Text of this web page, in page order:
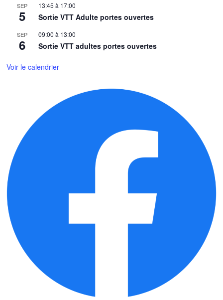
SEP
5
13:45 à 17:00
Sortie VTT Adulte portes ouvertes
SEP
6
09:00 à 13:00
Sortie VTT adultes portes ouvertes
Voir le calendrier